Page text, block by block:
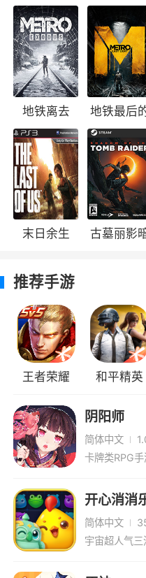
爱普斯泰恩财团
的少女，其冷静的言
象深刻。感应力十分
出的特殊装备——魔导
时解散后，返回了位
兰迪·奥兰多（
配音：三木真一郎
原警备队队员，
哥，在前作中与罗伊
时回归了警备队，帮
兵团之一赤色星座的一
武器装备
游戏中的装备沿
戏中装备分为武器、
中购买之外，还能通
得。
武器
一种增加攻击力
佩戴限制。武器分为
防具
地铁离去
地铁最后
曙光重制
末日余生
古墓丽影
推荐手游
王者荣耀 和平精英
阴阳师
简体中文
卡牌类RPG手
开心消消
简体中文
宇宙超人气